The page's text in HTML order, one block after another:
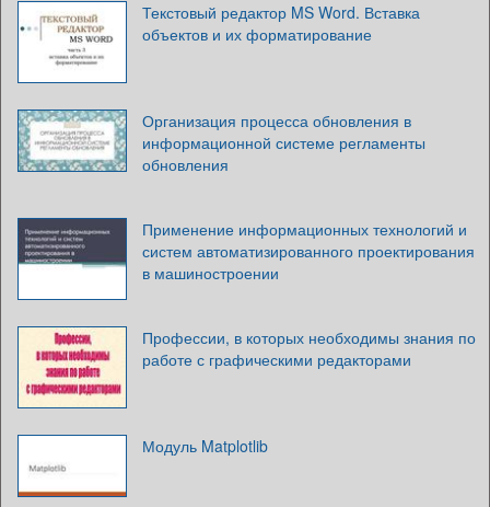
Текстовый редактор MS Word. Вставка
объектов и их форматирование
Организация процесса обновления в
информационной системе регламенты
обновления
Применение информационных технологий и
систем автоматизированного проектирования
в машиностроении
Профессии, в которых необходимы знания по
работе с графическими редакторами
Модуль Matplotlib